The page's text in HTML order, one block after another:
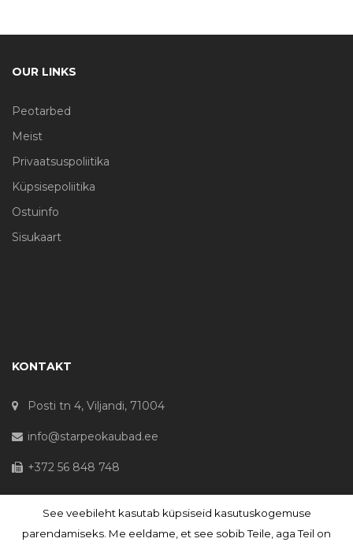
OUR LINKS
Peotarbed
Meist
Privaatsuspoliitika
Küpsisepoliitika
Ostuinfo
Sisukaart
KONTAKT
Posti tn 4, Viljandi, 71004
info@starpeokaubad.ee
+372 56 848 748
© Haljaste OÜ 2020 - Registrikood 10645867
See veebileht kasutab küpsiseid kasutuskogemuse
parendamiseks. Me eeldame, et see sobib Teile, aga Teil on